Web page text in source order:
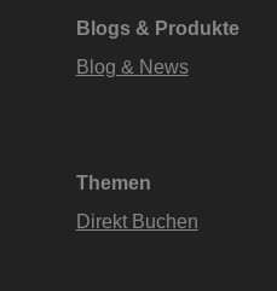
Blogs & Produkte
Blog & News
Themen
Direkt Buchen